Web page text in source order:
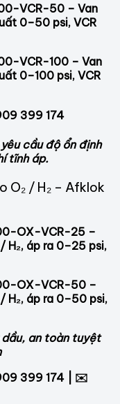
VCR-50 – Van
0–50 psi, VCR
VCR-100 – Van
0–100 psi, VCR
399 174
cầu độ ổn định
tĩnh áp.
O₂ / H₂ – Afklok
OX-VCR-25 –
H₂, áp ra 0–25 psi,
OX-VCR-50 –
H₂, áp ra 0–50 psi,
an toàn tuyệt
399 174 | ✉️